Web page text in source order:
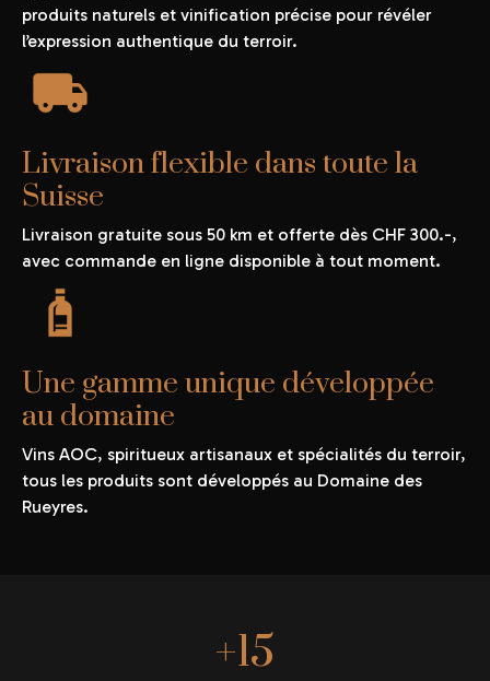
produits naturels et vinification précise pour révéler
l’expression authentique du terroir.
Livraison flexible dans toute la
Suisse
Livraison gratuite sous 50 km et offerte dès CHF 300.-,
avec commande en ligne disponible à tout moment.
Une gamme unique développée
au domaine
Vins AOC, spiritueux artisanaux et spécialités du terroir,
tous les produits sont développés au Domaine des
Rueyres.
+15